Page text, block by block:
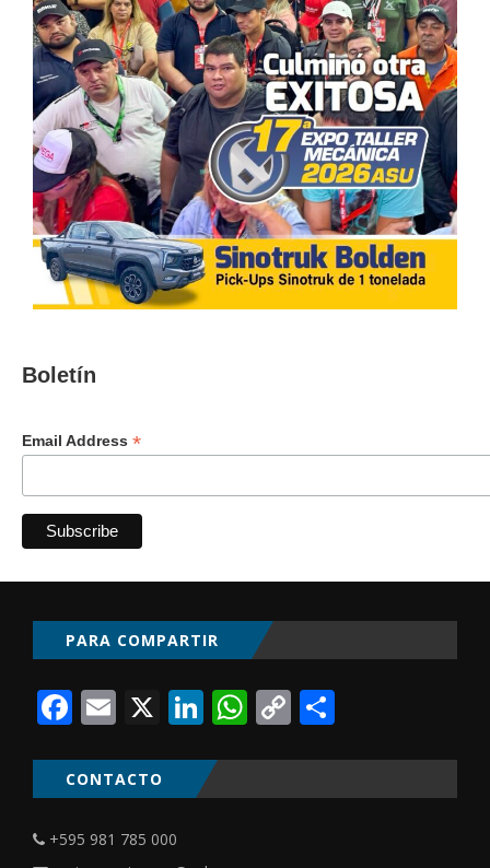
Boletín
Email Address *
PARA COMPARTIR
Facebook
Email
X LinkedIn
WhatsApp
Copy
CONTACTO
+595 981 785 000